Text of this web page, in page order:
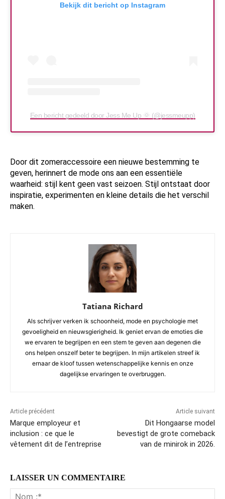
Bekijk dit bericht op Instagram
Een bericht gedeeld door Jess Me Up 🌞 (@jessmeupp)
Door dit zomeraccessoire een nieuwe bestemming te
geven, herinnert de mode ons aan een essentiële
waarheid: stijl kent geen vast seizoen. Stijl ontstaat door
inspiratie, experimenten en kleine details die het verschil
maken.
Tatiana Richard
Als schrijver verken ik schoonheid, mode en psychologie met
gevoeligheid en nieuwsgierigheid. Ik geniet ervan de emoties die
we ervaren te begrijpen en een stem te geven aan degenen die
ons helpen onszelf beter te begrijpen. In mijn artikelen streef ik
ernaar de kloof tussen wetenschappelijke kennis en onze
dagelijkse ervaringen te overbruggen.
Article précédent
Marque employeur et
inclusion : ce que le
vêtement dit de l’entreprise
Article suivant
Dit Hongaarse model
bevestigt de grote comeback
van de minirok in 2026.
LAISSER UN COMMENTAIRE